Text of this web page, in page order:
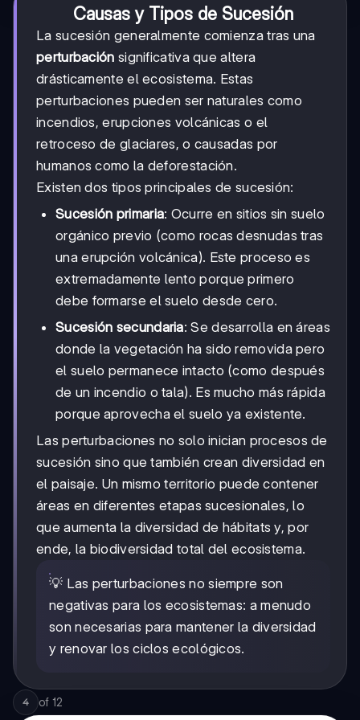
Causas y Tipos de Sucesión
La sucesión generalmente comienza tras una
perturbación significativa que altera
drásticamente el ecosistema. Estas
perturbaciones pueden ser naturales como
incendios, erupciones volcánicas o el
retroceso de glaciares, o causadas por
humanos como la deforestación.
Existen dos tipos principales de sucesión:
Sucesión primaria: Ocurre en sitios sin suelo
orgánico previo (como rocas desnudas tras
una erupción volcánica). Este proceso es
extremadamente lento porque primero
debe formarse el suelo desde cero.
Sucesión secundaria: Se desarrolla en áreas
donde la vegetación ha sido removida pero
el suelo permanece intacto (como después
de un incendio o tala). Es mucho más rápida
porque aprovecha el suelo ya existente.
Las perturbaciones no solo inician procesos de
sucesión sino que también crean diversidad en
el paisaje. Un mismo territorio puede contener
áreas en diferentes etapas sucesionales, lo
que aumenta la diversidad de hábitats y, por
ende, la biodiversidad total del ecosistema.
💡 Las perturbaciones no siempre son
negativas para los ecosistemas: a menudo
son necesarias para mantener la diversidad
y renovar los ciclos ecológicos.
4 of 12